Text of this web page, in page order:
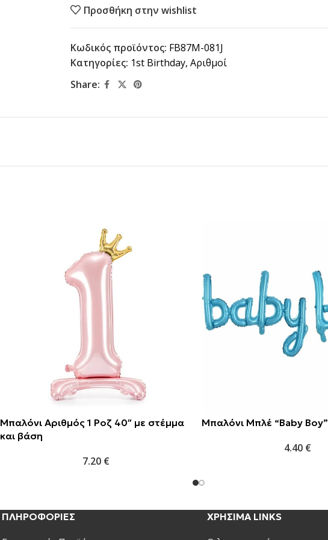
Προσθήκη στην wishlist
Κωδικός προϊόντος: FB87M-081J
Κατηγορίες: 1st Birthday, Αριθμοί
Share:
Μπαλόνι Αριθμός 1 Ροζ 40″ με στέμμα
και βάση
7.20 €
Μπαλόνι Μπλέ “Baby Boy”
4.40 €
ΠΛΗΡΟΦΟΡΙΕΣ ΧΡΗΣΙΜΑ LINKS